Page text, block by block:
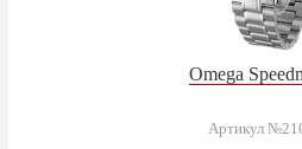
Omega
Артикул